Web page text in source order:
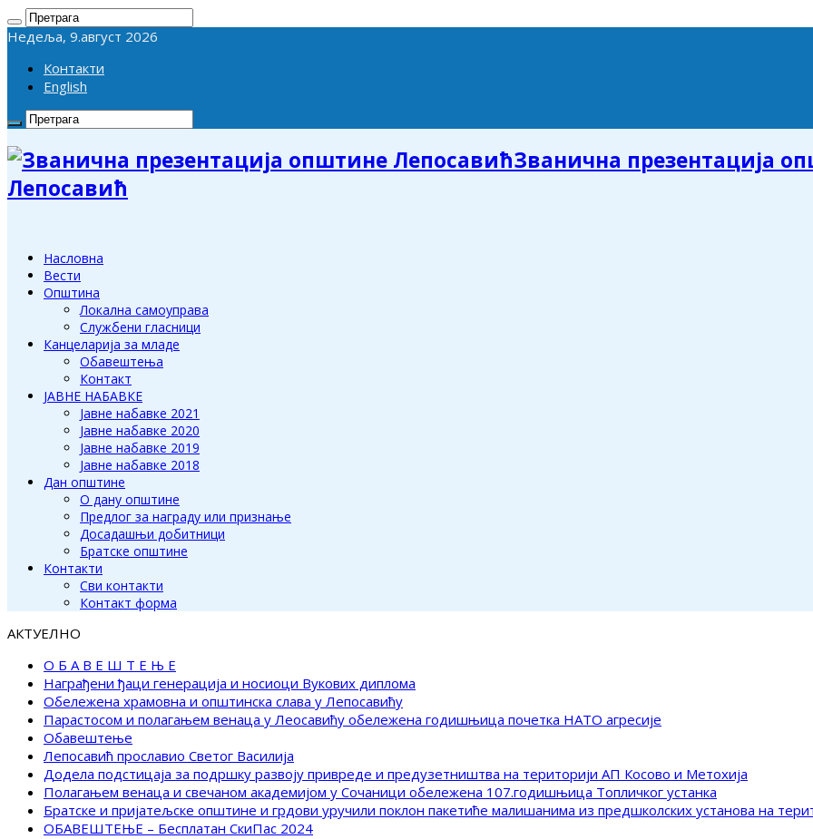
Недеља, 9.август 2026
Контакти
English
Званична презентација
Лепосавић
Насловна
Вести
Општина
Локална самоуправа
Службени гласници
Канцеларија за младе
Обавештења
Контакт
ЈАВНЕ НАБАВКЕ
Јавне набавке 2021
Јавне набавке 2020
Јавне набавке 2019
Јавне набавке 2018
Дан општине
О дану општине
Предлог за награду или признање
Досадашњи добитници
Братске општине
Контакти
Сви контакти
Контакт форма
АКТУЕЛНО
О Б А В Е Ш Т Е Њ Е
Награђени ђаци генерација и носиоци Вукових диплома
Обележена храмовна и општинска слава у Лепосавићу
Парастосом и полагањем венаца у Леосавићу обележена годишњица почетка НАТО агресије
Обавештење
Лепосавић прославио Светог Василија
Додела подстицаја за подршку развоју привреде и предузетништва на територији АП Косово и Метохија
Полагањем венаца и свечаном академијом у Сочаници обележена 107.годишњица Топличког устанка
Братске и пријатељске општине и грдови уручили поклон пакетиће малишанима из предшколских установа на
ОБАВЕШТЕЊЕ – Бесплатан СкиПас 2024